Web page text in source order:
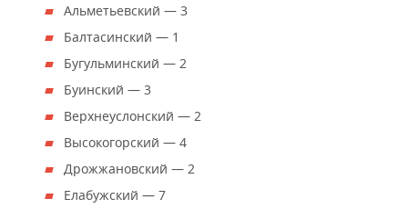
ВОДНЫЕ ВИДЫ СПОРТА
ХОККЕЙ С МЯЧОМ
ОБРАЗОВАНИЕ
ПРОИСШЕСТВИЯ
Альметьевский — 3
Балтасинский — 1
Бугульминский — 2
Буинский — 3
Верхнеуслонский — 2
Высокогорский — 4
Дрожжановский — 2
Елабужский — 7